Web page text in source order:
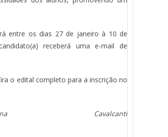
entre os dias 27 de janeiro à 10 de
receberá uma e-mail de
o edital completo para a inscrição no
Cavalcanti